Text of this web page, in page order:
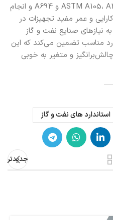
با رعایت استانداردهای ASTM A105، A266، A350 و A694 و انجام
و عمر مفید تجهیزات در
صنایع نفت و گاز
مناسب تضمین می‌کند که این
و متغیر به خوبی
استاندارد های نفت و گاز
جدیدتر